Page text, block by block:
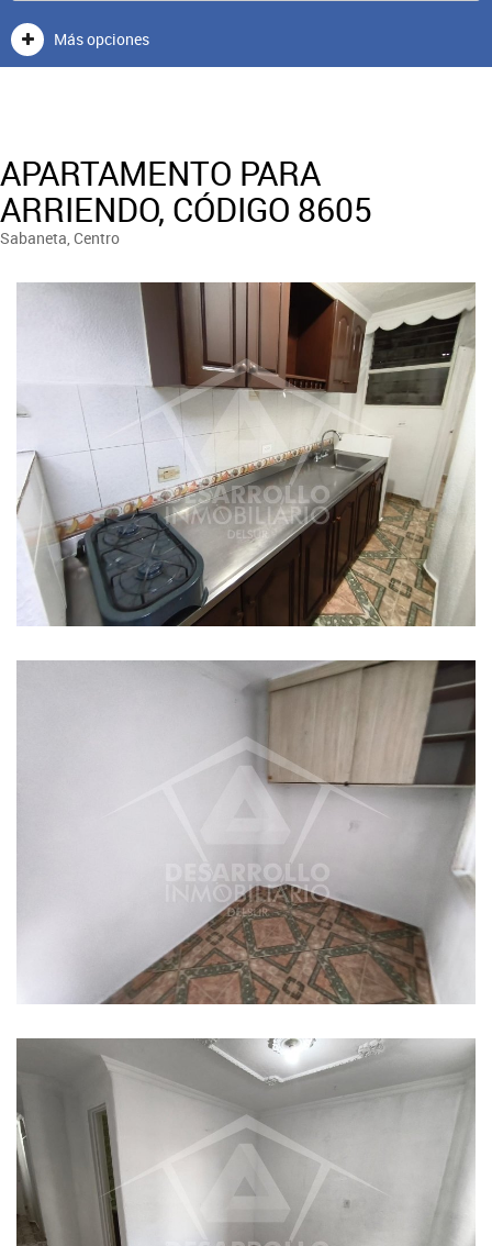
Más opciones
APARTAMENTO PARA
ARRIENDO, CÓDIGO 8605
Sabaneta, Centro